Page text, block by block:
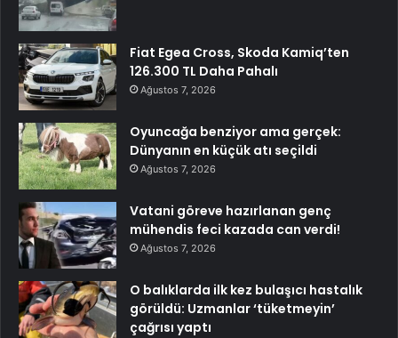
Fiat Egea Cross, Skoda Kamiq’ten
126.300 TL Daha Pahalı
Ağustos 7, 2026
Oyuncağa benziyor ama gerçek:
Dünyanın en küçük atı seçildi
Ağustos 7, 2026
Vatani göreve hazırlanan genç
mühendis feci kazada can verdi!
Ağustos 7, 2026
O balıklarda ilk kez bulaşıcı hastalık
görüldü: Uzmanlar ‘tüketmeyin’
çağrısı yaptı